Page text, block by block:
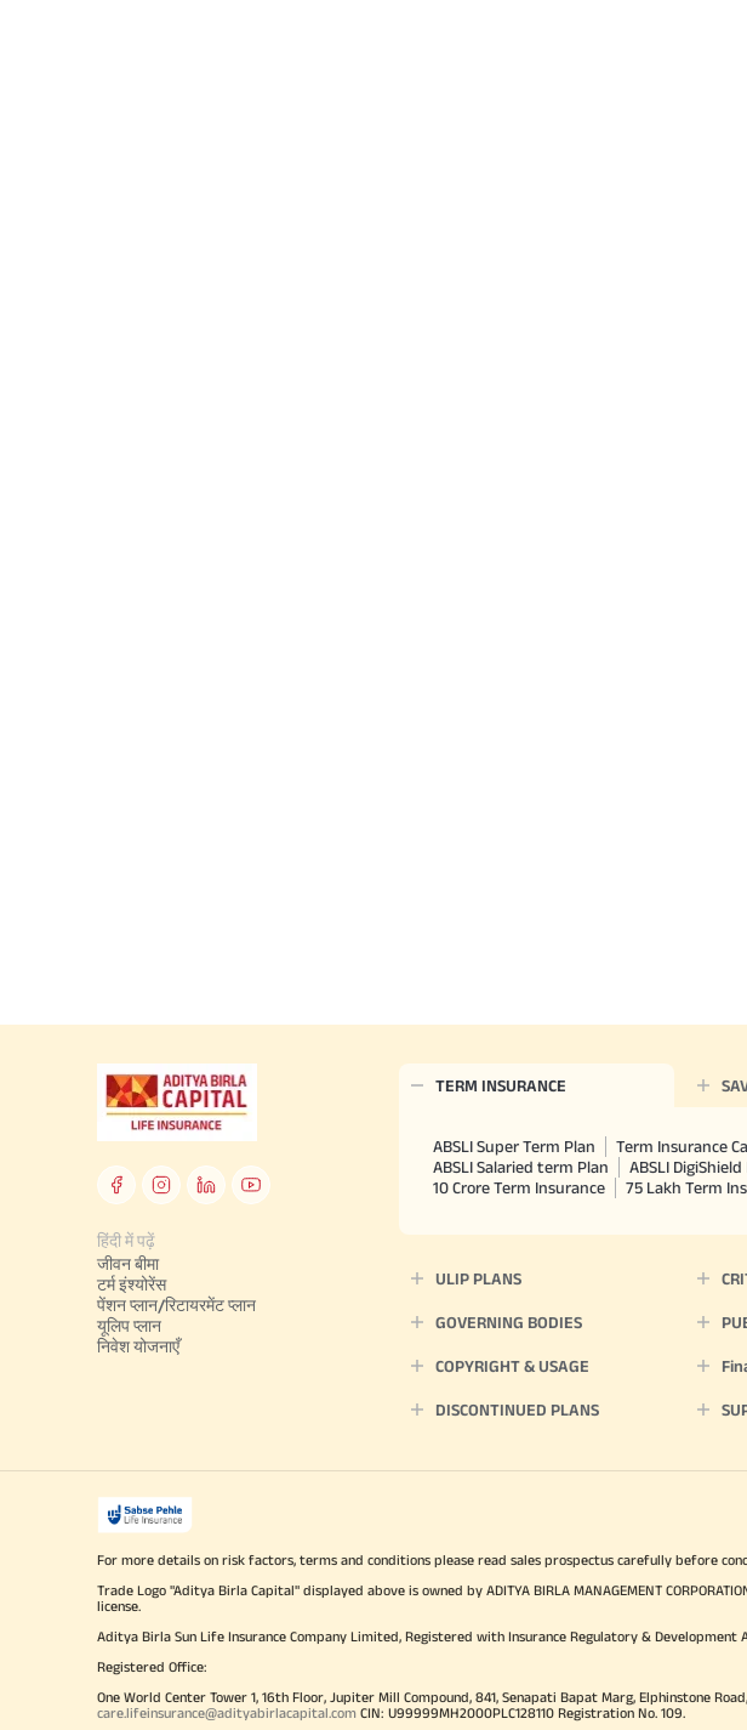
हिंदी में पढ़ें
जीवन बीमा
टर्म इंश्योरेंस
पेंशन प्लान/रिटायरमेंट प्लान
यूलिप प्लान
निवेश योजनाएँ
TERM INSURANCE
ABSLI Super Term Plan Term Insurance
ABSLI Salaried term Plan
ABSLI DigiShield
10 Crore Term Insurance
75 Lakh Term
ULIP PLANS
GOVERNING BODIES
COPYRIGHT & USAGE
DISCONTINUED PLANS
For more details on risk factors, terms and conditions please read sales prospectus carefully before
Trade Logo "Aditya Birla Capital" displayed above is owned by ADITYA BIRLA MANAGEMENT
license.
Aditya Birla Sun Life Insurance Company Limited, Registered with Insurance Regulatory & Development
Registered Office:
One World Center Tower 1, 16th Floor, Jupiter Mill Compound, 841, Senapati Bapat Marg, Elphinstone
care.lifeinsurance@adityabirlacapital.com CIN: U99999MH2000PLC128110 Registration No. 109.